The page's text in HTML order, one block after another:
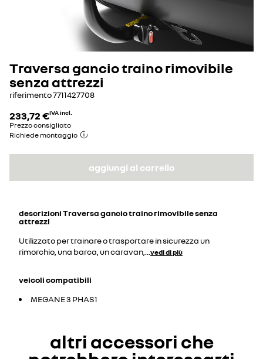
Traversa gancio traino rimovibile
senza attrezzi
riferimento7711427708
233,72 €IVA incl.
Prezzo consigliato
Richiede montaggio
aggiungi al carrello
descrizioniTraversa gancio traino rimovibile senza
attrezzi
Utilizzato per trainare o trasportare in sicurezza un
rimorchio, una barca, un caravan,
vedi di più
veicoli compatibili
MEGANE 3 PHAS1
altri accessori che